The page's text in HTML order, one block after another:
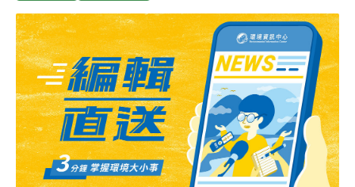
特別預算約500億，去年立法院又通過「水患治理特別條
例」及預算660 億。政府連年編列巨額治水預算，可見農
委會水土保持執行不力。台灣健康空氣行動聯盟執行長楊
澤民指出，水保法修法將使水庫集水區僅33萬2500公頃為
特別需要保護的「特定水土保持區」，反而使172萬公頃
的水庫集水區不須特別保護，允許開發，將使環境遭到龐
大開發壓力。彰化縣環境保護聯盟總幹事施月英表示，台
灣水資源匱乏，且多個水庫淤積嚴重，很遺憾政府不思水
土保持卻反其道而行，修水保法鼓勵山林開發，環團要求